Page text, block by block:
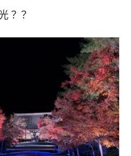
？？